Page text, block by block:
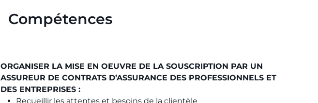
Compétences
ORGANISER LA MISE EN OEUVRE DE LA SOUSCRIPTION PAR UN
ASSUREUR DE CONTRATS D’ASSURANCE DES PROFESSIONNELS ET
DES ENTREPRISES :
Recueillir les attentes et besoins de la clientèle